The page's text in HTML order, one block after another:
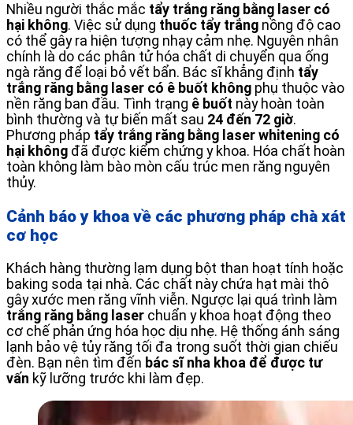
Nhiều người thắc mắc tẩy trắng răng bằng laser có
hại không. Việc sử dụng thuốc tẩy trắng nồng độ cao
có thể gây ra hiện tượng nhạy cảm nhẹ. Nguyên nhân
chính là do các phân tử hóa chất di chuyển qua ống
ngà răng để loại bỏ vết bẩn. Bác sĩ khẳng định tẩy
trắng răng bằng laser có ê buốt không phụ thuộc vào
nền răng ban đầu. Tình trạng ê buốt này hoàn toàn
bình thường và tự biến mất sau 24 đến 72 giờ.
Phương pháp tẩy trắng răng bằng laser whitening có
hại không đã được kiểm chứng y khoa. Hóa chất hoàn
toàn không làm bào mòn cấu trúc men răng nguyên
thủy.
Cảnh báo y khoa về các phương pháp chà xát
cơ học
Khách hàng thường lạm dụng bột than hoạt tính hoặc
baking soda tại nhà. Các chất này chứa hạt mài thô
gây xước men răng vĩnh viễn. Ngược lại quá trình làm
trắng răng bằng laser chuẩn y khoa hoạt động theo
cơ chế phản ứng hóa học dịu nhẹ. Hệ thống ánh sáng
lạnh bảo vệ tủy răng tối đa trong suốt thời gian chiếu
đèn. Bạn nên tìm đến bác sĩ nha khoa để được tư
vấn kỹ lưỡng trước khi làm đẹp.